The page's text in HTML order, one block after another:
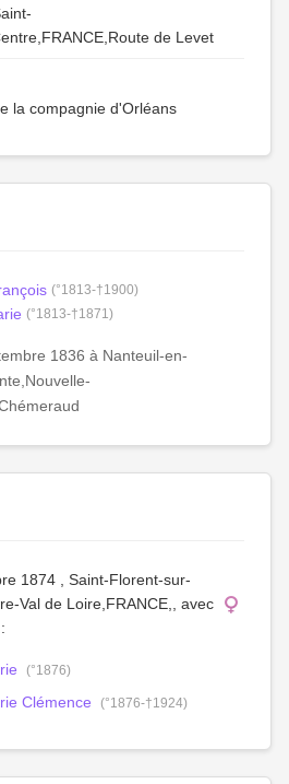
de Levet
la compagnie d'Orléans
(°1813-†1900)
(°1813-†1871)
1836 à Nanteuil-en-
1874 , Saint-Florent-sur-
Val de Loire,FRANCE,, avec
(°1876)
Clémence (°1876-†1924)